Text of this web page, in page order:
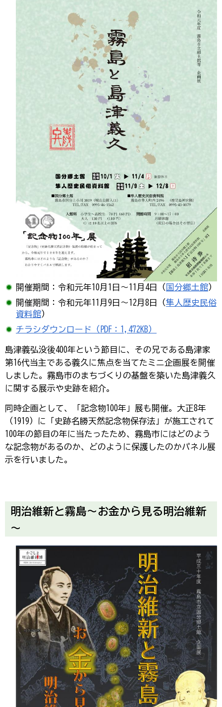
開催期間：令和元年10月1日～11月4日（ 国分郷土館）
開催期間：令和元年11月9日～12月8日（隼人歴史民俗
資料館）
チラシダウンロード（PDF：1,472KB）
島津義弘没後400年という節目に、その兄である島津家
第16代当主である義久に焦点を当てたミニ企画展を開催
しました。霧島市のまちづくりの基盤を築いた島津義久
に関する展示や史跡を紹介。
同時企画として、「記念物100年」展も開催。大正8年
（1919）に「史跡名勝天然記念物保存法」が施工されて
100年の節目の年に当たったため、霧島市にはどのよう
な記念物があるのか、どのように保護したのかパネル展
示を行いました。
明治維新と霧島～お金から見る明治維新
～